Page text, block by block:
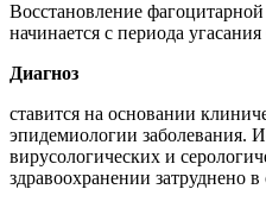
Восстановление
начинается с периода
Диагноз
ставится на основании
эпидемиологии заболевания.
вирусологических и
здравоохранении затруднено